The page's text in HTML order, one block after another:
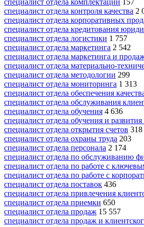
специалист отдела контроля качества 2
специалист отдела корпоративных
специалист отдела кредитования
специалист отдела логистики 1 757
специалист отдела маркетинга 2 542
специалист отдела маркетинга и
специалист отдела материально-
специалист отдела методологии 299
специалист отдела мониторинга 1 313
специалист отдела обеспечения
специалист отдела обслуживания
специалист отдела обучения 4 636
специалист отдела обучения и развития
специалист отдела открытия счетов 318
специалист отдела охраны труда 203
специалист отдела персонала 2 174
специалист отдела по обслуживанию
специалист отдела по работе с
специалист отдела по работе с
специалист отдела поставок 436
специалист отдела привлечения
специалист отдела приемки 650
специалист отдела продаж 15 557
специалист отдела продаж и